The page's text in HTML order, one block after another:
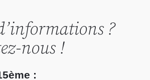
?
nous !
: